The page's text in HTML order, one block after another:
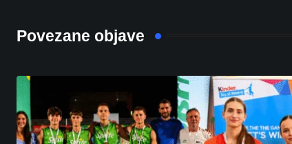
Povezane objave